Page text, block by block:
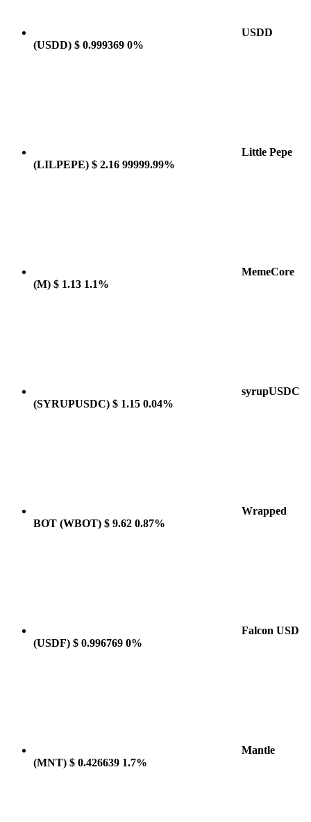
USDD
(USDD) $ 0.999369 0%
Little Pepe
(LILPEPE) $ 2.16 99999.99%
MemeCore
(M) $ 1.13 1.1%
syrupUSDC
(SYRUPUSDC) $ 1.15 0.04%
Wrapped
BOT (WBOT) $ 9.62 0.87%
Falcon USD
(USDF) $ 0.996769 0%
Mantle
(MNT) $ 0.426639 1.7%